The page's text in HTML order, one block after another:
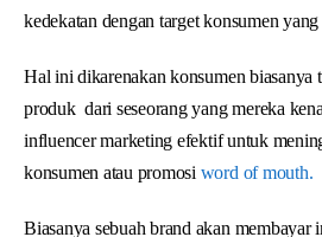
kedekatan dengan target konsumen
Hal ini dikarenakan konsumen biasanya
produk dari seseorang yang mereka
influencer marketing efektif untuk
konsumen atau promosi word of mouth.
Biasanya sebuah brand akan membayar